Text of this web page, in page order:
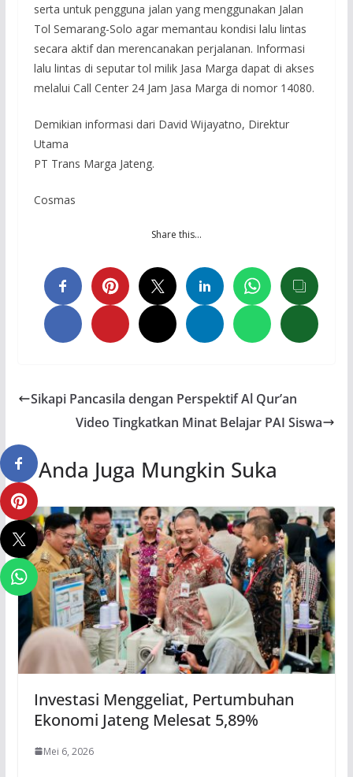
serta untuk pengguna jalan yang menggunakan Jalan
Tol Semarang-Solo agar memantau kondisi lalu lintas
secara aktif dan merencanakan perjalanan. Informasi
lalu lintas di seputar tol milik Jasa Marga dapat di akses
melalui Call Center 24 Jam Jasa Marga di nomor 14080.
Demikian informasi dari David Wijayatno, Direktur
Utama
PT Trans Marga Jateng.
Cosmas
Share this…
Sikapi Pancasila dengan Perspektif Al Qur’an
Video Tingkatkan Minat Belajar PAI Siswa
Anda Juga Mungkin Suka
Investasi Menggeliat, Pertumbuhan
Ekonomi Jateng Melesat 5,89%
Mei 6, 2026